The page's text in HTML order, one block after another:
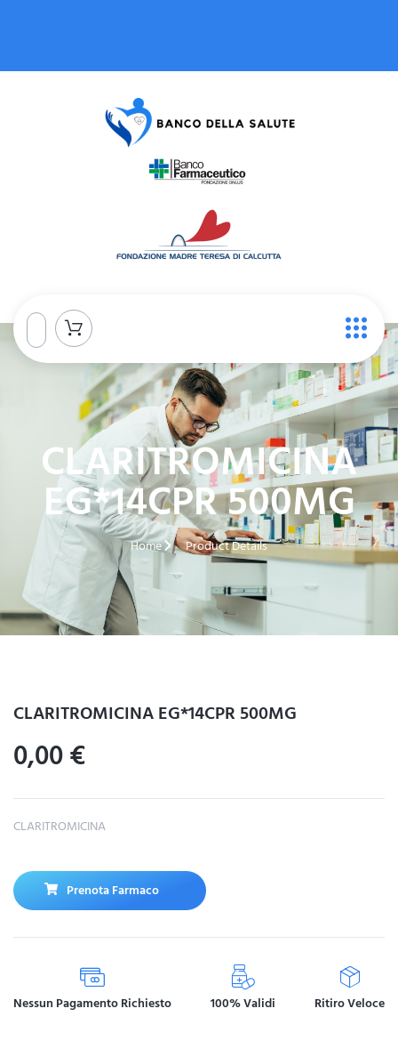
CLARITROMICINA
EG*14CPR 500MG
Home Product Details
CLARITROMICINA EG*14CPR 500MG
0,00€
CLARITROMICINA
Prenota Farmaco
Nessun Pagamento Richiesto 100% Validi Ritiro Veloce